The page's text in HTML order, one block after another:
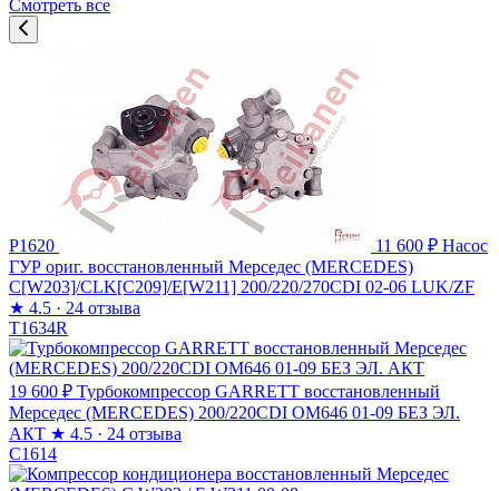
Смотреть все
P1620 11 600 ₽ Насос
ГУР ориг. восстановленный Мерседес (MERCEDES)
C[W203]/CLK[C209]/E[W211] 200/220/270CDI 02-06 LUK/ZF
★ 4.5 · 24 отзыва
T1634R
19 600 ₽ Турбокомпрессор GARRETT восстановленный
Мерседес (MERCEDES) 200/220CDI OM646 01-09 БЕЗ ЭЛ.
АКТ ★ 4.5 · 24 отзыва
C1614